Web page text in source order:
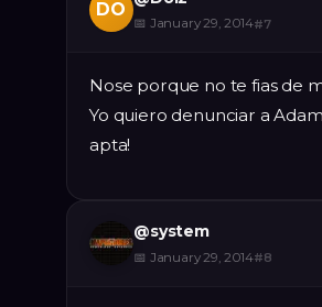
DO
📅 January 29, 2014#7
Nose porque no te fias de
Yo quiero denunciar a
apta!
@system
📅 January 29, 2014#8